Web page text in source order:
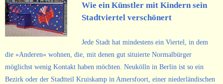
Wie ein Künstler mit Kindern sein
Stadtviertel verschönert
Jede Stadt hat mindestens ein Viertel, in dem
die »Anderen« wohnen, die, mit denen gut situierte Normalbürger
möglichst wenig Kontakt haben möchten. Neukölln in Berlin ist so ein
Bezirk oder der Stadtteil Kruiskamp in Amersfoort, einer niederländischen